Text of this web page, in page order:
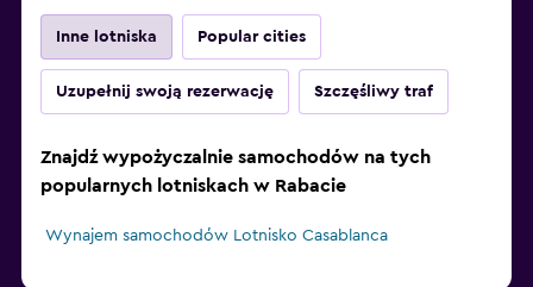
Inne lotniska Popular cities
Uzupełnij swoją rezerwację Szczęśliwy traf
Znajdź wypożyczalnie samochodów na tych
popularnych lotniskach w Rabacie
Wynajem samochodów Lotnisko Casablanca